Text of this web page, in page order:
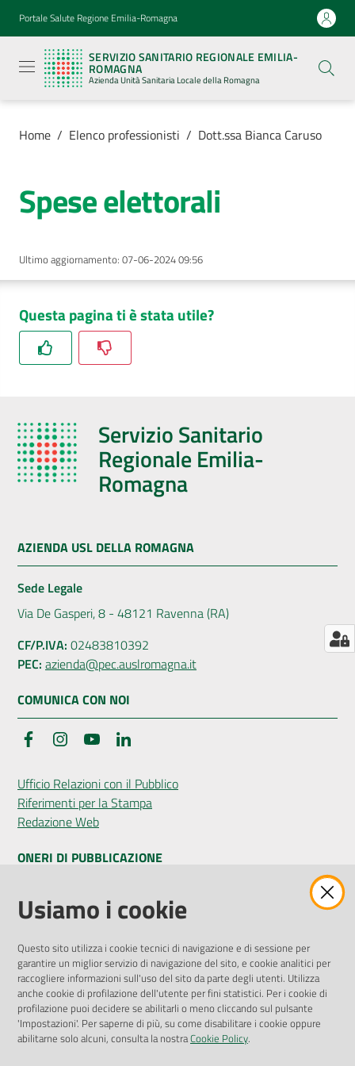
Vai al contenuto
Vai alla navigazione
Vai al footer
Portale Salute Regione Emilia-Romagna
SERVIZIO SANITARIO REGIONALE EMILIA-
ROMAGNA
Azienda Unità Sanitaria Locale della Romagna
Sanitario
Regionale
Emilia-
Romagna
Azienda
Sanitaria
Locale della
Azienda
Servizi
Luoghi
di
cura
dei
Servizi
Dedicato
Bandi
Concorsi
Seguici
su
Home / Elenco professionisti / Dott.ssa Bianca Caruso
Spese elettorali
Ultimo aggiornamento: 07-06-2024 09:56
Questa pagina ti è stata utile?
Servizio Sanitario
Regionale Emilia-
Romagna
AZIENDA USL DELLA ROMAGNA
Sede Legale
Via De Gasperi, 8 - 48121 Ravenna (RA)
CF/P.IVA: 02483810392
PEC: azienda@pec.auslromagna.it
COMUNICA CON NOI
FacebookInstagramYouTube
Ufficio Relazioni con il Pubblico
Riferimenti per la Stampa
Redazione Web
ONERI DI PUBBLICAZIONE
Amministrazione Trasparente
Pubblicità legale
Privacy Policy
Attuazione Misure PNRR
Liste di Attesa
ENTI, IMPRESE E PARTNER
Usiamo i cookie
Questo sito utilizza i cookie tecnici di navigazione e di sessione per
garantire un miglior servizio di navigazione del sito, e cookie analitici per
raccogliere informazioni sull'uso del sito da parte degli utenti. Utilizza
anche cookie di profilazione dell'utente per fini statistici. Per i cookie di
profilazione puoi decidere se abilitarli o meno cliccando sul pulsante
'Impostazioni'. Per saperne di più, su come disabilitare i cookie oppure
abilitarne solo alcuni, consulta la nostraCookie Policy.